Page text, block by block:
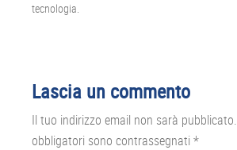
tecnologia.
Interazioni
del
lettore
Lascia un commento
Il tuo indirizzo email non sarà pubblicato.
obbligatori sono contrassegnati *